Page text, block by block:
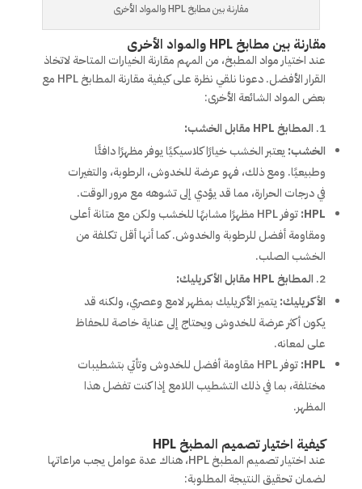
مقارنة بين مطابخ HPL والمواد الأخرى
مقارنة بين مطابخ HPL والمواد الأخرى
عند اختيار مواد المطبخ، من المهم مقارنة الخيارات المتاحة لاتخاذ
القرار الأفضل. دعونا نلقي نظرة على كيفية مقارنة المطابخ HPL مع
بعض المواد الشائعة الأخرى:
المطابخ HPL مقابل الخشب:
الخشب: يعتبر الخشب خيارًا كلاسيكيًا يوفر مظهرًا دافئًا
وطبيعيًا. ومع ذلك، فهو عرضة للخدوش، الرطوبة، والتغيرات
في درجات الحرارة، مما قد يؤدي إلى تشوهه مع مرور الوقت.
HPL:
توفر HPL مظهرًا مشابهًا للخشب ولكن مع متانة أعلى
ومقاومة أفضل للرطوبة والخدوش. كما أنها أقل تكلفة من
الخشب الصلب.
المطابخ HPL مقابل الأكريليك:
الأكريليك: يتميز الأكريليك بمظهر لامع وعصري، ولكنه قد
يكون أكثر عرضة للخدوش ويحتاج إلى عناية خاصة للحفاظ
على لمعانه.
HPL:
توفر HPL مقاومة أفضل للخدوش وتأتي بتشطيبات
مختلفة، بما في ذلك التشطيب اللامع إذا كنت تفضل هذا
المظهر.
كيفية اختيار تصميم المطبخ HPL
عند اختيار تصميم المطبخ HPL، هناك عدة عوامل يجب مراعاتها
لضمان تحقيق النتيجة المطلوبة: